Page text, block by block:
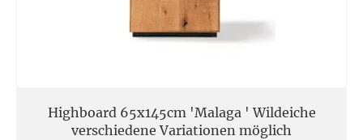
Highboard 65x145cm 'Malaga ' Wildeiche
verschiedene Variationen möglich